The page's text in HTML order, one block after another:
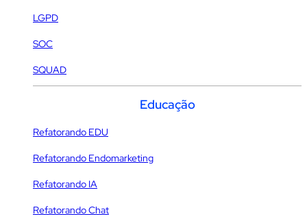
LGPD
SOC
SQUAD
Educação
Refatorando EDU
Refatorando Endomarketing
Refatorando IA
Refatorando Chat